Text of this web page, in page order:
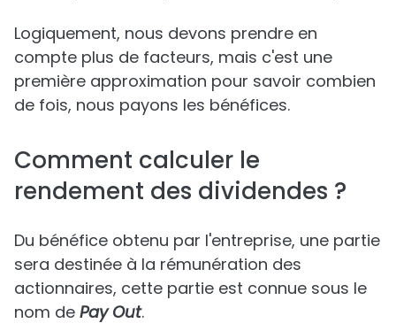
Logiquement, nous devons prendre en
compte plus de facteurs, mais c'est une
première approximation pour savoir combien
de fois, nous payons les bénéfices.
Comment calculer le
rendement des dividendes ?
Du bénéfice obtenu par l'entreprise, une partie
sera destinée à la rémunération des
actionnaires, cette partie est connue sous le
nom de Pay Out.